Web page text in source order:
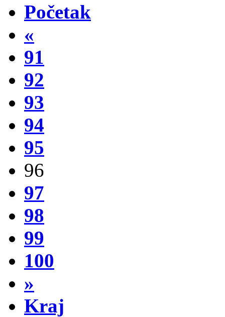
Početak
«
91
92
93
94
95
96
97
98
99
100
»
Kraj